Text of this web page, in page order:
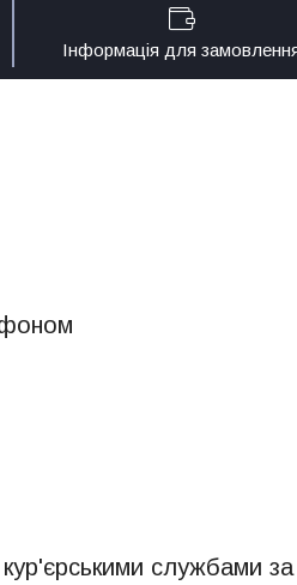
Інформація для
службами за